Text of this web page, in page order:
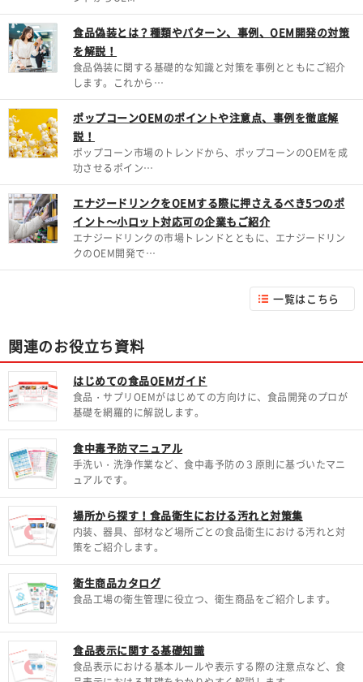
食品偽装とは？種類やパターン、事例、OEM開発の対策
を解説！
食品偽装に関する基礎的な知識と対策を事例とともにご紹介
します。これから…
ポップコーンOEMのポイントや注意点、事例を徹底解
説！
ポップコーン市場のトレンドから、ポップコーンのOEMを成
功させるポイン…
エナジードリンクをOEMする際に押さえるべき5つのポ
イント～小ロット対応可の企業もご紹介
エナジードリンクの市場トレンドとともに、エナジードリン
クのOEM開発で…
一覧はこちら
関連のお役立ち資料
はじめての食品OEMガイド
食品・サプリOEMがはじめての方向けに、食品開発のプロが
基礎を網羅的に解説します。
食中毒予防マニュアル
手洗い・洗浄作業など、食中毒予防の３原則に基づいたマニ
ュアルです。
場所から探す！食品衛生における汚れと対策集
内装、器具、部材など場所ごとの食品衛生における汚れと対
策をご紹介します。
衛生商品カタログ
食品工場の衛生管理に役立つ、衛生商品をご紹介します。
食品表示に関する基礎知識
食品表示における基本ルールや表示する際の注意点など、食